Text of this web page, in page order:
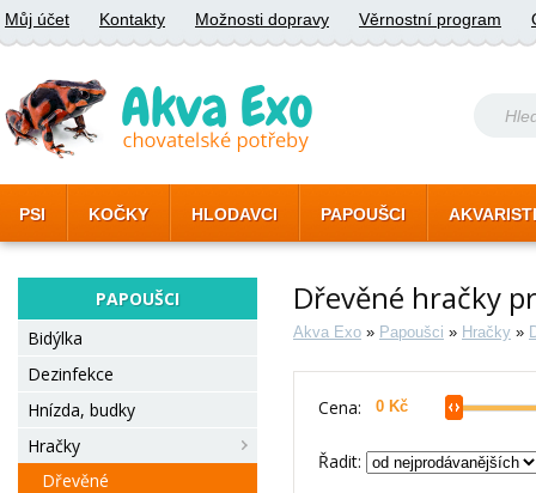
Můj účet Kontakty Možnosti dopravy Věrnostní program
PSI KOČKY HLODAVCI PAPOUŠCI
PAPOUŠCI
Bidýlka
Dezinfekce
Hnízda, budky
Hračky
Dřevěné
Dřevěné hračky
Akva Exo » Papoušci » Hračky »
Cena:
Řadit: